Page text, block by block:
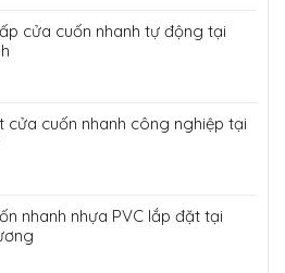
cửa cuốn nhanh tự động tại
cửa cuốn nhanh công nghiệp tại
nhanh nhựa PVC lắp đặt tại